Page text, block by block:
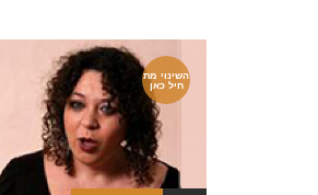
השינוי מת
חיל כאן